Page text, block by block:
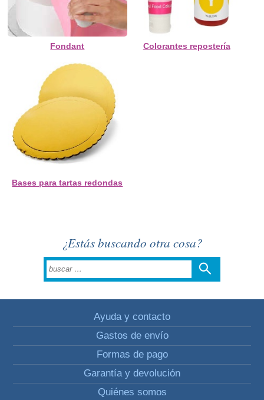
Fondant Colorantes repostería
Bases para tartas redondas
¿Estás buscando otra cosa?
Ayuda y contacto
Gastos de envío
Formas de pago
Garantía y devolución
Quiénes somos